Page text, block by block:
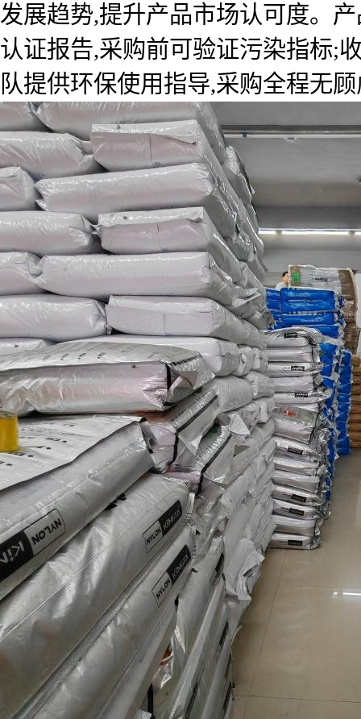
发展趋势,提升产品市场认可度。
认证报告,采购前可验证污染指标;
队提供环保使用指导,采购全程无